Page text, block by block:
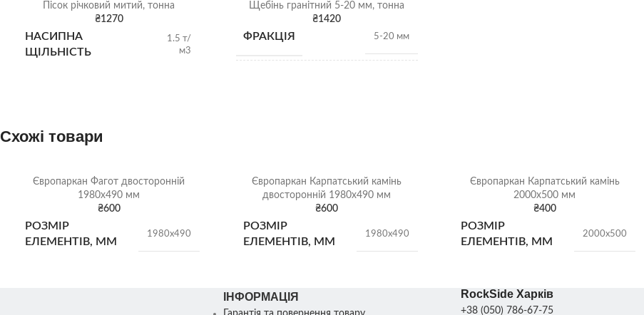
Пісок річковий митий, тонна
₴1270
НАСИПНА
ЩІЛЬНІСТЬ
1.5 т/
м3
Щебінь гранітний 5-20 мм, тонна
₴1420
ФРАКЦІЯ 5-20 мм
ВІДВАНТАЖЕННЯ
насипом
Схожі товари
Європаркан Фагот двосторонній
1980х490 мм
₴600
РОЗМІР
ЕЛЕМЕНТІВ, ММ
1980х490
Європаркан Карпатський камінь
двосторонній 1980х490 мм
₴600
РОЗМІР
ЕЛЕМЕНТІВ, ММ
1980х490
Європаркан Карпатський камінь
2000х500 мм
₴400
РОЗМІР
ЕЛЕМЕНТІВ, ММ
2000х500
ТИП
ІНФОРМАЦІЯ RockSide Харків
+38 (050) 786-67-75